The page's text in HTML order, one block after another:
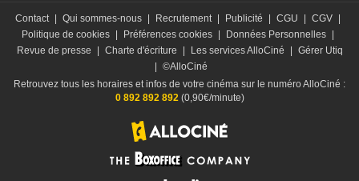
Contact Qui sommes-nous Recrutement Publicité CGU CGV
Politique de cookies
Préférences cookies Données Personnelles
Revue de presse
Charte d'écriture Les services AlloCiné
Gérer Utiq
©AlloCiné
Retrouvez tous les horaires et infos de votre cinéma sur le numéro AlloCiné :
0 892 892 892(0,90€/minute)